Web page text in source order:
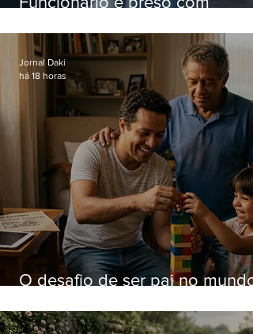
Hospital do Andaraí
O desafio de ser pai no mundo
Jornal Daki
há 18 horas